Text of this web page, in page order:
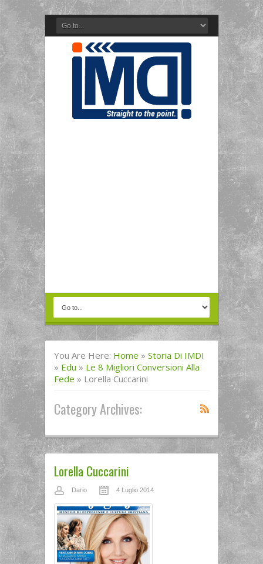
You Are Here: Home » Storia Di IMDI
» Edu » Le 8 Migliori Conversioni Alla
Fede » Lorella Cuccarini
Category Archives:
Lorella Cuccarini
Dario 4 Luglio 2014